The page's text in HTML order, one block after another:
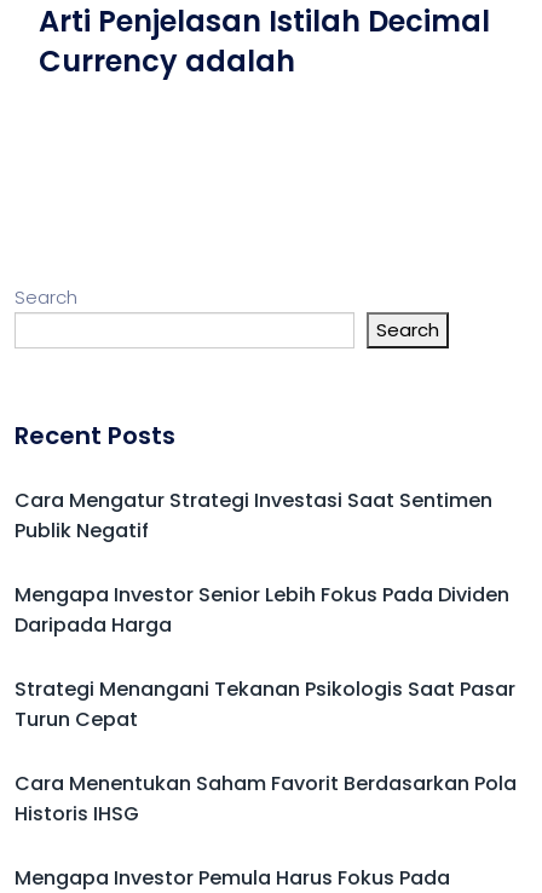
Arti Penjelasan Istilah Decimal
Currency adalah
Search
Search
Recent Posts
Cara Mengatur Strategi Investasi Saat Sentimen
Publik Negatif
Mengapa Investor Senior Lebih Fokus Pada Dividen
Daripada Harga
Strategi Menangani Tekanan Psikologis Saat Pasar
Turun Cepat
Cara Menentukan Saham Favorit Berdasarkan Pola
Historis IHSG
Mengapa Investor Pemula Harus Fokus Pada